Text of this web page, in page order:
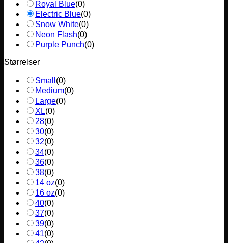
Royal Blue(0)
Electric Blue(0)
Snow White(0)
Neon Flash(0)
Purple Punch(0)
Størrelser
Small (0)
Medium(0)
Large(0)
XL(0)
28(0)
30(0)
32(0)
34(0)
36(0)
38(0)
14 oz(0)
16 oz(0)
40(0)
37(0)
39(0)
41(0)